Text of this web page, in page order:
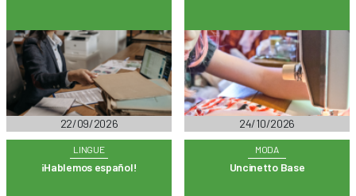
22/09/2026 24/10/2026
LINGUE
¡Hablemos español!
MODA
Uncinetto Base